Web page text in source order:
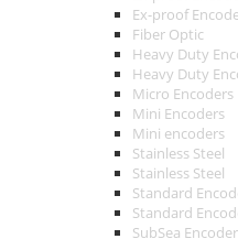
Ex-proof
Fiber Optic
Heavy Duty
Heavy Duty
Micro Encoders
Mini Encoders
Mini encoders
Stainless Steel
Stainless Steel
Standard
Standard
SubSea Encoder